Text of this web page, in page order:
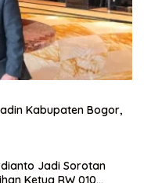
Kabupaten Bogor,
Jadi Sorotan
Ketua RW 010